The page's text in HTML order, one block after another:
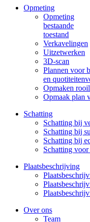
Opmeting
Opmeting
bestaande
toestand
Verkavelingen
Uitzetwerken
3D-scan
Plannen voor
en
Opmaken
Opmaak plan
Schatting
Schatting bij
Schatting bij
Schatting bij
Schatting
Plaatsbeschrijving
Over ons
Team